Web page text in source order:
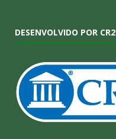
DESENVOLVIDO POR CR2